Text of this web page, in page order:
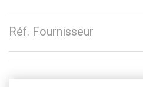
Réf. Fournisseur